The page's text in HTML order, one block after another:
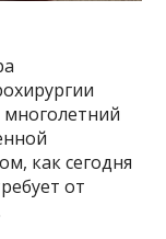
как сегодня
от